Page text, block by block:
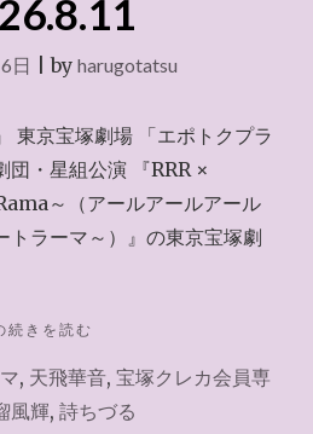
日 |by harugotatsu
東京宝塚劇場 「エポトクプラ
団・星組公演 『RRR ×
～（アールアールアール
トラーマ～）』の東京宝塚劇
続きを読む
, 天飛華音, 宝塚クレカ会員専
風輝, 詩ちづる